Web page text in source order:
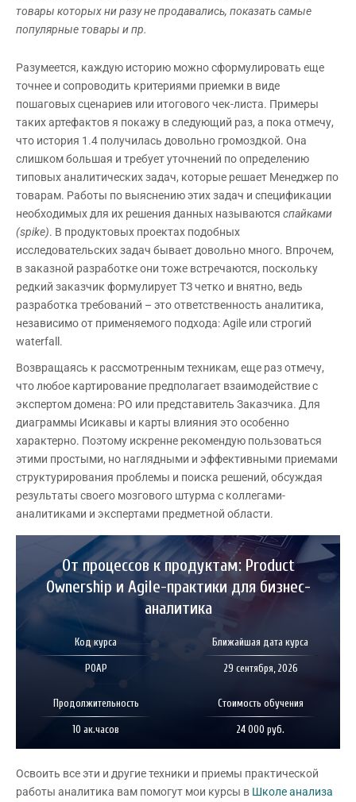
товары которых ни разу не продавались, показать самые
популярные товары и пр.
Разумеется, каждую историю можно сформулировать еще
точнее и сопроводить критериями приемки в виде
пошаговых сценариев или итогового чек-листа. Примеры
таких артефактов я покажу в следующий раз, а пока отмечу,
что история 1.4 получилась довольно громоздкой. Она
слишком большая и требует уточнений по определению
типовых аналитических задач, которые решает Менеджер по
товарам. Работы по выяснению этих задач и спецификации
необходимых для их решения данных называются спайками
(spike). В продуктовых проектах подобных
исследовательских задач бывает довольно много. Впрочем,
в заказной разработке они тоже встречаются, поскольку
редкий заказчик формулирует ТЗ четко и внятно, ведь
разработка требований – это ответственность аналитика,
независимо от применяемого подхода: Agile или строгий
waterfall.
Возвращаясь к рассмотренным техникам, еще раз отмечу,
что любое картирование предполагает взаимодействие с
экспертом домена: PO или представитель Заказчика. Для
диаграммы Исикавы и карты влияния это особенно
характерно. Поэтому искренне рекомендую пользоваться
этими простыми, но наглядными и эффективными приемами
структурирования проблемы и поиска решений, обсуждая
результаты своего мозгового штурма с коллегами-
аналитиками и экспертами предметной области.
От процессов к продуктам: Product
Ownership и Agile-практики для бизнес-
аналитика
Код курса
POAP
Ближайшая дата курса
29 сентября, 2026
Продолжительность
10 ак.часов
Стоимость обучения
24 000 руб.
Освоить все эти и другие техники и приемы практической
работы аналитика вам помогут мои курсы в Школе анализа